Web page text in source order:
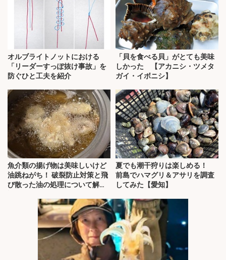
オルブライトノットにおける
「リーダーすっぽ抜け事故」を
防ぐひと工夫を紹介
「貝を食べる貝」がとても美味
しかった 【アカニシ・ツメタ
ガイ・イボニシ】
魚介類の揚げ物は美味しいけど
油跳ねがち！ 破裂防止対策と飛
び散った油の処理について解
夏でも潮干狩りは楽しめる！
前島でハマグリ＆アサリを調査
してみた【愛知】